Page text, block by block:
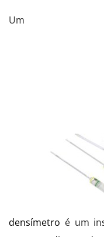
Um
densímetro é um